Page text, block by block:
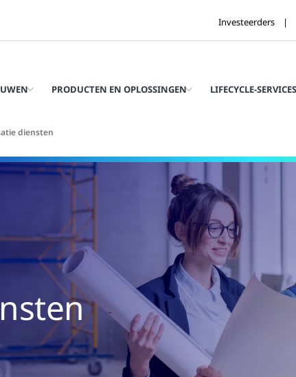
Investeerders
PRODUCTEN EN OPLOSSINGEN LIFECYCLE-SERVICES
diensten